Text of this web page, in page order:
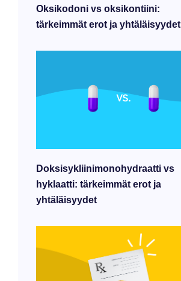
Oksikodoni vs oksikontiini:
tärkeimmät erot ja yhtäläisyydet
Doksisykliinimonohydraatti vs
hyklaatti: tärkeimmät erot ja
yhtäläisyydet